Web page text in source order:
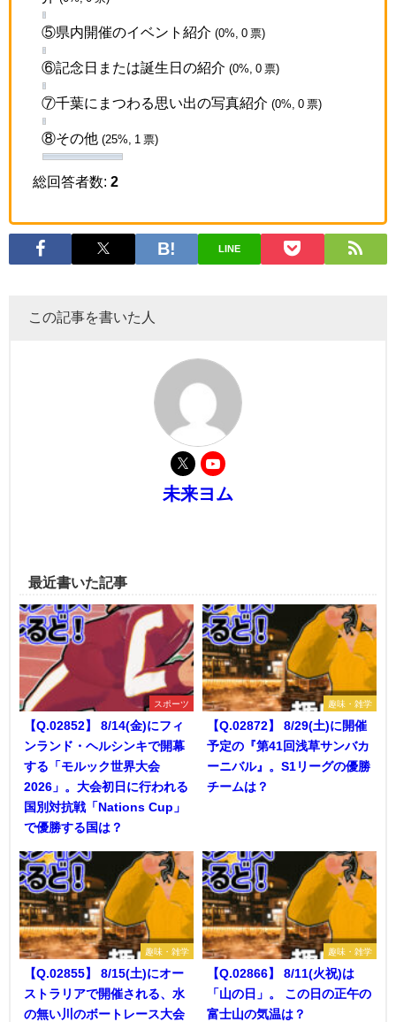
⑤県内開催のイベント紹介 (0%, 0 票)
⑥記念日または誕生日の紹介 (0%, 0 票)
⑦千葉にまつわる思い出の写真紹介 (0%, 0 票)
⑧その他 (25%, 1 票)
総回答者数: 2
LINE
この記事を書いた人
未来ヨム
最近書いた記事
スポーツ
【Q.02852】 8/14(金)にフィ
ンランド・ヘルシンキで開幕
する「モルック世界大会
2026」。大会初日に行われる
国別対抗戦「Nations Cup」
で優勝する国は？
趣味・雑学
【Q.02872】 8/29(土)に開催
予定の『第41回浅草サンバカ
ーニバル』。S1リーグの優勝
チームは？
趣味・雑学
【Q.02855】 8/15(土)にオー
ストラリアで開催される、水
の無い川のボートレース大会
趣味・雑学
【Q.02866】 8/11(火祝)は
「山の日」。 この日の正午の
富士山の気温は？